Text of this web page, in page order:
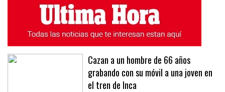
Cazan a un hombre de 66 años
grabando con su móvil a una joven en
el tren de Inca